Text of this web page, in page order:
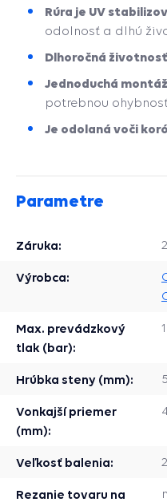
Rúra je UV
odolnosť a dlhú
Dlhoročná životnosť
Jednoduchá
potrebnou
Je odolaná voči
Parametre
Záruka:
Výrobca:
Max. prevádzkový
tlak (bar):
Hrúbka steny (mm):
Vonkajší priemer
(mm):
Veľkosť balenia:
Rezanie tovaru na